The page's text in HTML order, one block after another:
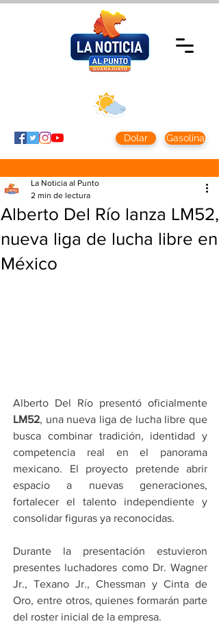
Dolar Gasolina
Alberto Del Río lanza LM52,
nueva liga de lucha libre en
México
La Noticia al Punto
2 min de lectura
LM52, una nueva liga de lucha libre que
busca combinar tradición, identidad y
competencia real en el panorama
mexicano. El proyecto pretende abrir
espacio a nuevas generaciones,
fortalecer el talento independiente y
consolidar figuras ya reconocidas.
Durante la presentación estuvieron
presentes luchadores como Dr. Wagner
Jr., Texano Jr., Chessman y Cinta de
Oro, entre otros, quienes formarán parte
del roster inicial de la empresa.